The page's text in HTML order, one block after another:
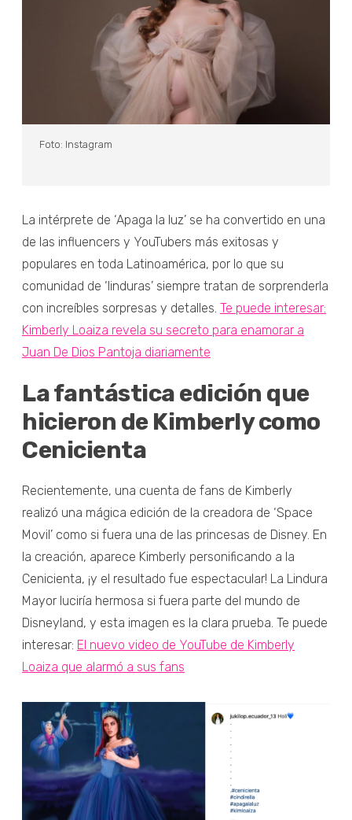
Foto: Instagram
La intérprete de ‘Apaga la luz’ se ha convertido en una
de las influencers y YouTubers más exitosas y
populares en toda Latinoamérica, por lo que su
comunidad de ‘linduras’ siempre tratan de sorprenderla
con increíbles sorpresas y detalles. Te puede interesar:
Kimberly Loaiza revela su secreto para enamorar a
Juan De Dios Pantoja diariamente
La fantástica edición que
hicieron de Kimberly como
Cenicienta
Recientemente, una cuenta de fans de Kimberly
realizó una mágica edición de la creadora de ‘Space
Movil’ como si fuera una de las princesas de Disney. En
la creación, aparece Kimberly personificando a la
Cenicienta, ¡y el resultado fue espectacular! La Lindura
Mayor luciría hermosa si fuera parte del mundo de
Disneyland, y esta imagen es la clara prueba. Te puede
interesar: El nuevo video de YouTube de Kimberly
Loaiza que alarmó a sus fans